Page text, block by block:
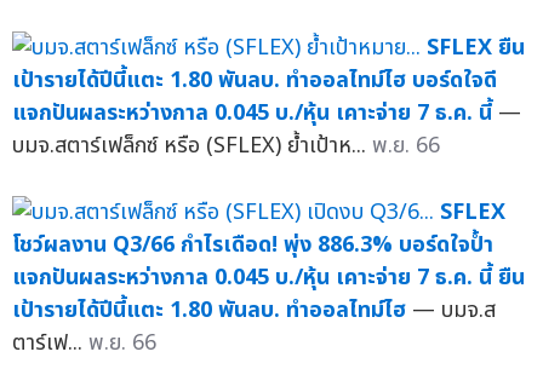
SFLEX ยืน
เป้ารายได้ปีนี้แตะ 1.80 พันลบ. ทำออลไทม์ไฮ บอร์ดใจดี
แจกปันผลระหว่างกาล 0.045 บ./หุ้น เคาะจ่าย 7 ธ.ค. นี้ —
บมจ.สตาร์เฟล็กซ์ หรือ (SFLEX) ย้ำเป้าห... พ.ย. 66
SFLEX
โชว์ผลงาน Q3/66 กำไรเดือด! พุ่ง 886.3% บอร์ดใจป้ำ
แจกปันผลระหว่างกาล 0.045 บ./หุ้น เคาะจ่าย 7 ธ.ค. นี้ ยืน
เป้ารายได้ปีนี้แตะ 1.80 พันลบ. ทำออลไทม์ไฮ — บมจ.ส
ตาร์เฟ... พ.ย. 66